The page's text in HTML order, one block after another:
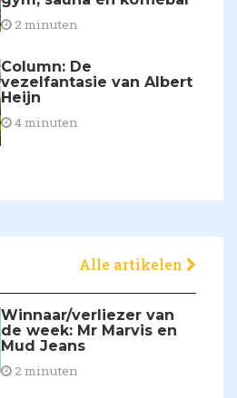
2 minuten
Column: De
vezelfantasie van Albert
Heijn
4 minuten
Alle artikelen
Winnaar/verliezer van
de week: Mr Marvis en
Mud Jeans
2 minuten